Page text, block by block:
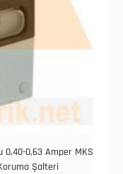
0,63 Amper MKS
Şalteri